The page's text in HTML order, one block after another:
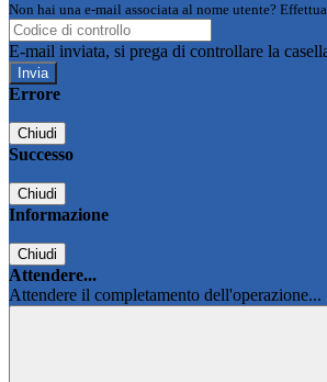
Non hai una e-mail associata al nome utente?
E-mail inviata, si prega di controllare la
Errore
Chiudi
Successo
Chiudi
Informazione
Chiudi
Attendere...
Attendere il completamento dell'operazione...